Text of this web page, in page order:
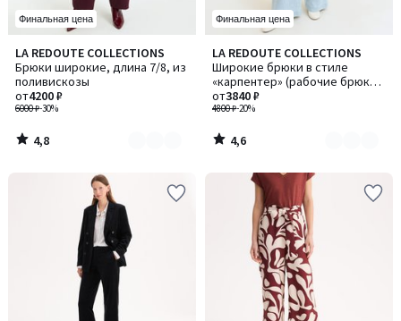
Финальная цена
LA REDOUTE COLLECTIONS
Брюки широкие, длина 7/8, из
поливискозы
6000 ₽-30%
от4200 ₽
4,8
/ 5
Количество
цветов:
3
4,8
/
Финальная цена
LA REDOUTE COLLECTIONS
Широкие брюки в стиле
«карпентер» (рабочие брюки)
в полоску
4800 ₽-20%
от3840 ₽
4,6
/ 5
Количество
цветов:
2
4,6
/